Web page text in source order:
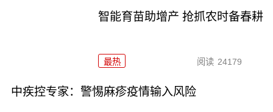
智能育苗助增产 抢抓农时备春耕
最热 阅读 24179
中疾控专家：警惕麻疹疫情输入风险